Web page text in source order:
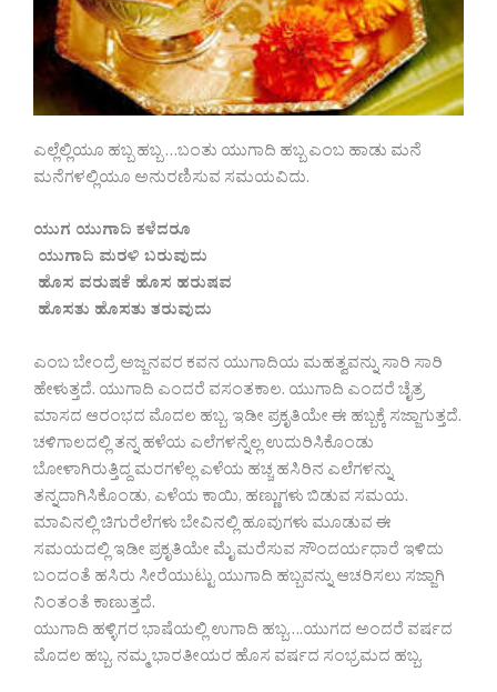
ಎಲ್ಲೆಲ್ಲಿಯೂ ಹಬ್ಬ ಹಬ್ಬ …ಬಂತು ಯುಗಾದಿ ಹಬ್ಬ ಎಂಬ ಹಾಡು ಮನೆ
ಮನೆಗಳಲ್ಲಿಯೂ ಅನುರಣಿಸುವ ಸಮಯವಿದು.
ಯುಗ ಯುಗಾದಿ ಕಳೆದರೂ
ಯುಗಾದಿ ಮರಳಿ ಬರುವುದು
ಹೊಸ ವರುಷಕೆ ಹೊಸ ಹರುಷವ
ಹೊಸತು ಹೊಸತು ತರುವುದು
ಎಂಬ ಬೇಂದ್ರೆ ಅಜ್ಜನವರ ಕವನ ಯುಗಾದಿಯ ಮಹತ್ವವನ್ನು ಸಾರಿ ಸಾರಿ
ಹೇಳುತ್ತದೆ. ಯುಗಾದಿ ಎಂದರೆ ವಸಂತಕಾಲ. ಯುಗಾದಿ ಎಂದರೆ ಚೈತ್ರ
ಮಾಸದ ಆರಂಭದ ಮೊದಲ ಹಬ್ಬ. ಇಡೀ ಪ್ರಕೃತಿಯೇ ಈ ಹಬ್ಬಕ್ಕೆ ಸಜ್ಜಾಗುತ್ತದೆ.
ಚಳಿಗಾಲದಲ್ಲಿ ತನ್ನ ಹಳೆಯ ಎಲೆಗಳನ್ನೆಲ್ಲ ಉದುರಿಸಿಕೊಂಡು
ಬೋಳಾಗಿರುತ್ತಿದ್ದ ಮರಗಳೆಲ್ಲ ಎಳೆಯ ಹಚ್ಚ ಹಸಿರಿನ ಎಲೆಗಳನ್ನು
ತನ್ನದಾಗಿಸಿಕೊಂಡು, ಎಳೆಯ ಕಾಯಿ, ಹಣ್ಣುಗಳು ಬಿಡುವ ಸಮಯ.
ಮಾವಿನಲ್ಲಿ ಚಿಗುರೆಲೆಗಳು ಬೇವಿನಲ್ಲಿ ಹೂವುಗಳು ಮೂಡುವ ಈ
ಸಮಯದಲ್ಲಿ ಇಡೀ ಪ್ರಕೃತಿಯೇ ಮೈ ಮರೆಸುವ ಸೌಂದರ್ಯಧಾರೆ ಇಳಿದು
ಬಂದಂತೆ ಹಸಿರು ಸೀರೆಯುಟ್ಟು ಯುಗಾದಿ ಹಬ್ಬವನ್ನು ಆಚರಿಸಲು ಸಜ್ಜಾಗಿ
ನಿಂತಂತೆ ಕಾಣುತ್ತದೆ.
ಯುಗಾದಿ ಹಳ್ಳಿಗರ ಭಾಷೆಯಲ್ಲಿ ಉಗಾದಿ ಹಬ್ಬ….ಯುಗದ ಅಂದರೆ ವರ್ಷದ
ಮೊದಲ ಹಬ್ಬ. ನಮ್ಮ ಭಾರತೀಯರ ಹೊಸ ವರ್ಷದ ಸಂಭ್ರಮದ ಹಬ್ಬ.